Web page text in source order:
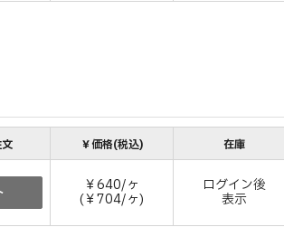
￥価格(税込) 在庫
￥640/ヶ
(￥704/ヶ)
ログイン後
表示